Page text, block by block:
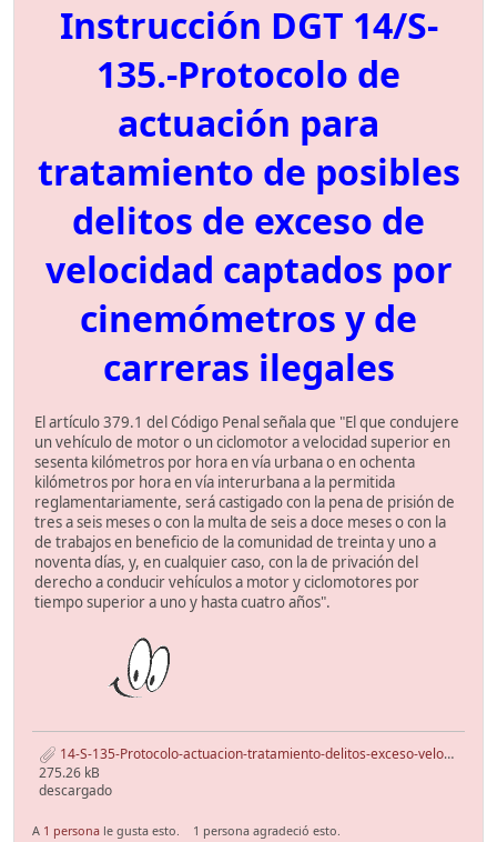
Instrucción DGT 14/S-
135.-Protocolo de
actuación para
tratamiento de posibles
delitos de exceso de
velocidad captados por
cinemómetros y de
carreras ilegales
El artículo 379.1 del Código Penal señala que "El que condujere
un vehículo de motor o un ciclomotor a velocidad superior en
sesenta kilómetros por hora en vía urbana o en ochenta
kilómetros por hora en vía interurbana a la permitida
reglamentariamente, será castigado con la pena de prisión de
tres a seis meses o con la multa de seis a doce meses o con la
de trabajos en beneficio de la comunidad de treinta y uno a
noventa días, y, en cualquier caso, con la de privación del
derecho a conducir vehículos a motor y ciclomotores por
tiempo superior a uno y hasta cuatro años".
14-S-135-Protocolo-actuacion-tratamiento-delitos-exceso-velocidad-y-carreras-ilegales.pdf
275.26 kB
descargado
A 1 persona le gusta esto. 1 persona agradeció esto.